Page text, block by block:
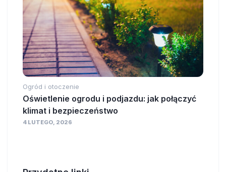
Ogród i otoczenie
Oświetlenie ogrodu i podjazdu: jak połączyć
klimat i bezpieczeństwo
4 LUTEGO, 2026